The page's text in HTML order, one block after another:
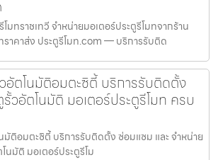
มทราชเทวี จำหน่ายมอเตอร์ประตูรีโมทจากร้าน
ราคาส่ง ประตูรีโมท.com — บริการรับติด
อัตโนมัติอมตะซิตี้ บริการรับติดตั้ง
วอัตโนมัติ มอเตอร์ประตูรีโมท ครบ
ติอมตะซิตี้ บริการรับติดตั้ง ซ่อมแซม และ จำหน่าย
นมัติ มอเตอร์ประตูรีโม